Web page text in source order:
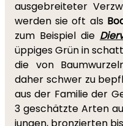
ausgebreiteter
werden sie oft als
zum Beispiel die
üppiges Grün in
die von
daher schwer zu
aus der Familie der
3 geschätzte Arten